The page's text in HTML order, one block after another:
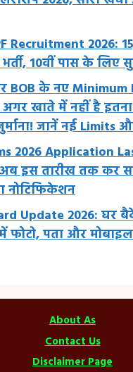
Recruitment 2026:
10वीं पास के लिए
BOB के नए Minimum
खाते में नहीं है
जानें नई Limits
2026 Application
अब इस तारीख तक
नोटिफिकेशन
Update 2026: घर
फोटो, पता और
About As
Contact Us
Disclaimer Page